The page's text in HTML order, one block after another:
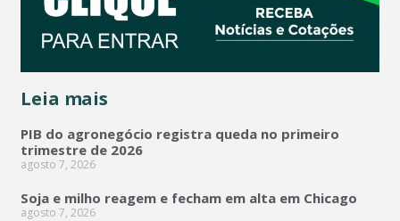
Leia mais
PIB do agronegócio registra queda no primeiro
trimestre de 2026
agosto 7, 2026
Soja e milho reagem e fecham em alta em Chicago
agosto 7, 2026